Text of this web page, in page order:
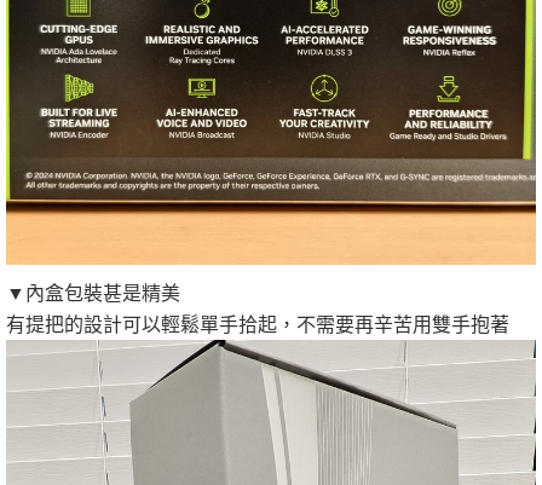
▼內盒包裝甚是精美
有提把的設計可以輕鬆單手拾起，不需要再辛苦用雙手抱著